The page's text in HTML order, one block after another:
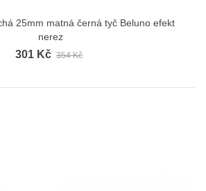
25mm matná černá tyč Beluno efekt
nerez
301 Kč 354 Kč